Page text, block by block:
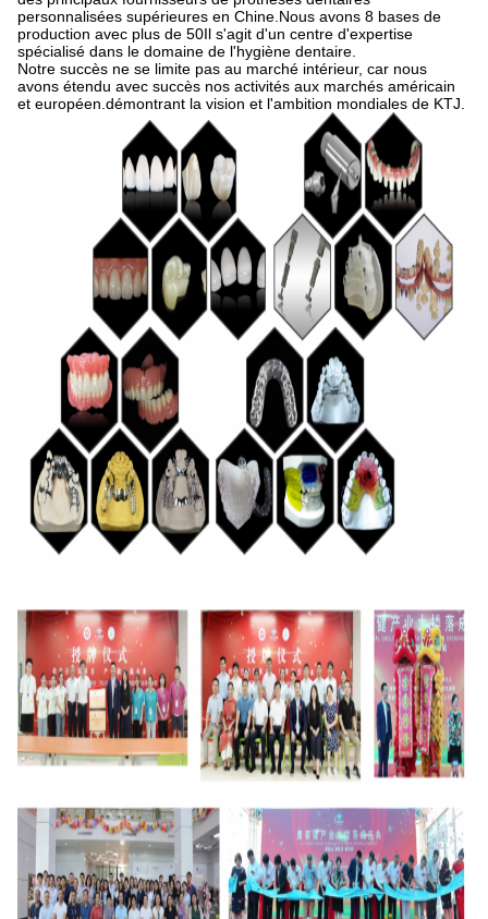
personnalisées supérieures en Chine.Nous avons 8 bases de
production avec plus de 50Il s'agit d'un centre d'expertise
spécialisé dans le domaine de l'hygiène dentaire.
Notre succès ne se limite pas au marché intérieur, car nous
avons étendu avec succès nos activités aux marchés américain
et européen.démontrant la vision et l'ambition mondiales de KTJ.